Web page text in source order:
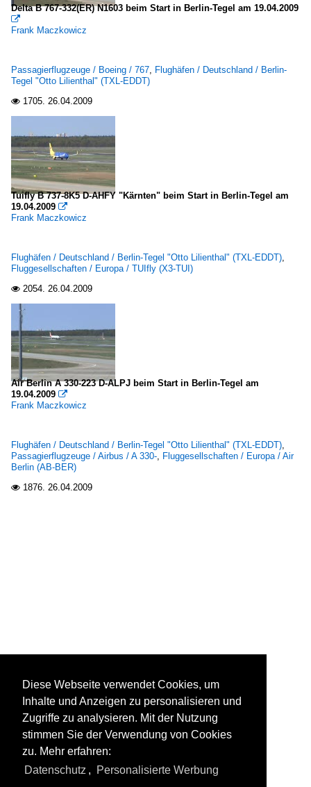
Delta B 767-332(ER) N1603 beim Start in Berlin-Tegel am 19.04.2009

Frank Maczkowicz
Passagierflugzeuge / Boeing / 767, Flughäfen / Deutschland / Berlin-
Tegel "Otto Lilienthal" (TXL-EDDT)
 1705. 26.04.2009
Tuifly B 737-8K5 D-AHFY "Kärnten" beim Start in Berlin-Tegel am
19.04.2009 
Frank Maczkowicz
Flughäfen / Deutschland / Berlin-Tegel "Otto Lilienthal" (TXL-EDDT),
Fluggesellschaften / Europa / TUIfly (X3-TUI)
 2054. 26.04.2009
Air Berlin A 330-223 D-ALPJ beim Start in Berlin-Tegel am
19.04.2009 
Frank Maczkowicz
Flughäfen / Deutschland / Berlin-Tegel "Otto Lilienthal" (TXL-EDDT),
Passagierflugzeuge / Airbus / A 330-, Fluggesellschaften / Europa / Air
Berlin (AB-BER)
 1876. 26.04.2009
Diese Webseite verwendet Cookies, um
Inhalte und Anzeigen zu personalisieren und
Zugriffe zu analysieren. Mit der Nutzung
stimmen Sie der Verwendung von Cookies
zu. Mehr erfahren:
Datenschutz , Personalisierte Werbung